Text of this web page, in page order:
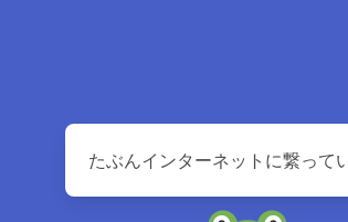
たぶんインターネットに繋って